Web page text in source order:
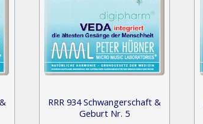
RRR 934 Schwangerschaft &
Geburt Nr. 5